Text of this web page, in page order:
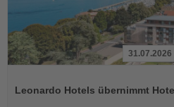
die
31.07.2026
Leonardo Hotels übernimmt